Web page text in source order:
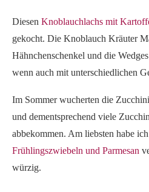
Diesen Knoblauchlachs mit
gekocht. Die Knoblauch Kräuter
Hähnchenschenkel und die
wenn auch mit unterschiedlichen
Im Sommer wucherten die
und dementsprechend viele
abbekommen. Am liebsten habe
Frühlingszwiebeln und Parmesan
würzig.